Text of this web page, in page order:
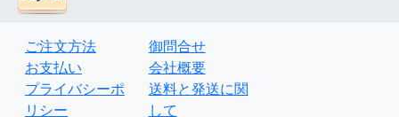
ご注文方法
お支払い
プライバシーポ
リシー
御問合せ
会社概要
送料と発送に関
して